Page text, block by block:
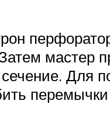
мастер
Для
перемычки